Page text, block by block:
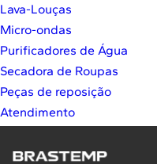
Lava-Louças
Micro-ondas
Purificadores de Água
Secadora de Roupas
Peças de reposição
Atendimento